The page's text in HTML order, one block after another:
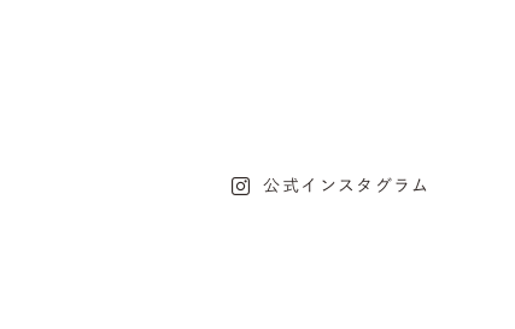
公式インスタグラム